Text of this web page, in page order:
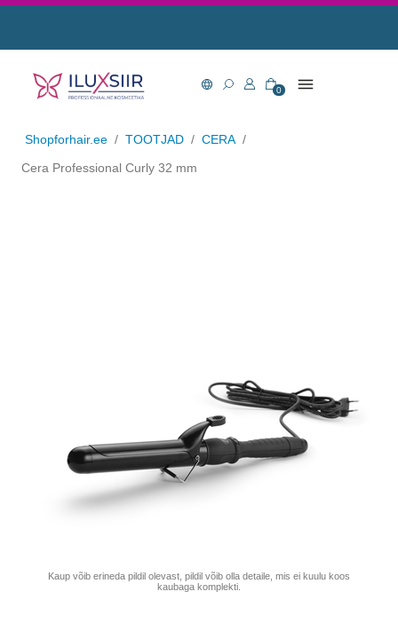
0
Shopforhair.ee / TOOTJAD / CERA /
Cera Professional Curly 32 mm
Kaup võib erineda pildil olevast, pildil võib olla detaile, mis ei kuulu koos
kaubaga komplekti.